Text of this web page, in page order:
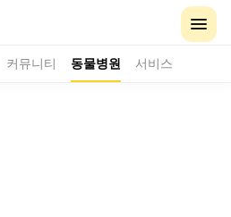
커뮤니티 동물병원 서비스